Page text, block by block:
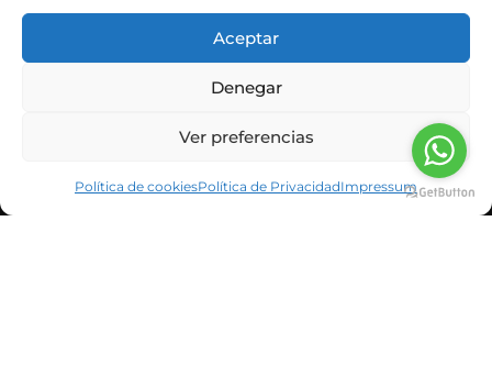
Aceptar
Denegar
Ver preferencias
Política de cookiesPolítica de PrivacidadImpressum